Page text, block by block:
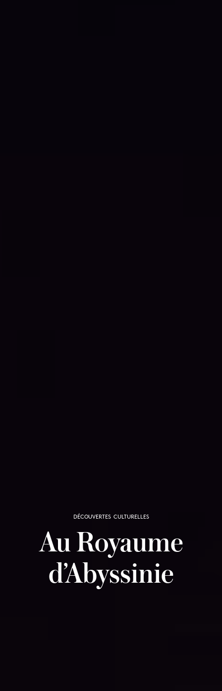
DÉCOUVERTES CULTURELLES
Au Royaume
d’Abyssinie